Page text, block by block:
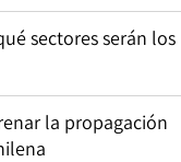
sectores serán los
la propagación